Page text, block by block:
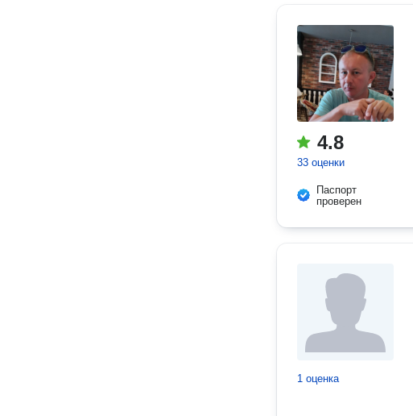
4.8
33 оценки
Паспорт
проверен
1 оценка